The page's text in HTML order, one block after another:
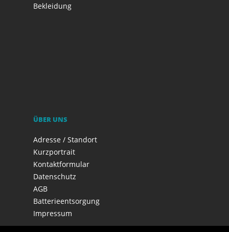
Bekleidung
ÜBER UNS
Adresse / Standort
Kurzportrait
Kontaktformular
Datenschutz
AGB
Batterieentsorgung
Impressum